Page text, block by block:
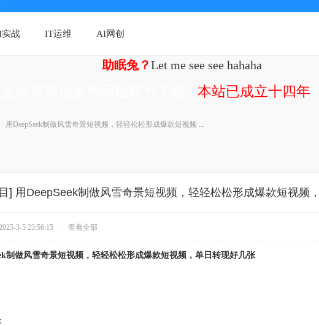
战 IT运维 AI网创
助眠兔？Let me see see hahaha
本站已成立十四年
用DeepSeek制做风雪奇景短视频，轻轻松松形成爆款短视频 ...
] 用DeepSeek制做风雪奇景短视频，轻轻松松形成爆款短视频
3-5 23:56:15 查看全部
制做风雪奇景短视频，轻轻松松形成爆款短视频，单日转现好几张